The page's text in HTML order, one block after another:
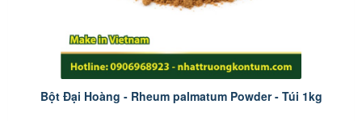
Bột Đại Hoàng - Rheum palmatum Powder - Túi 1kg